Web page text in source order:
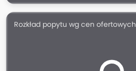
Rozkład popytu wg cen ofertowych